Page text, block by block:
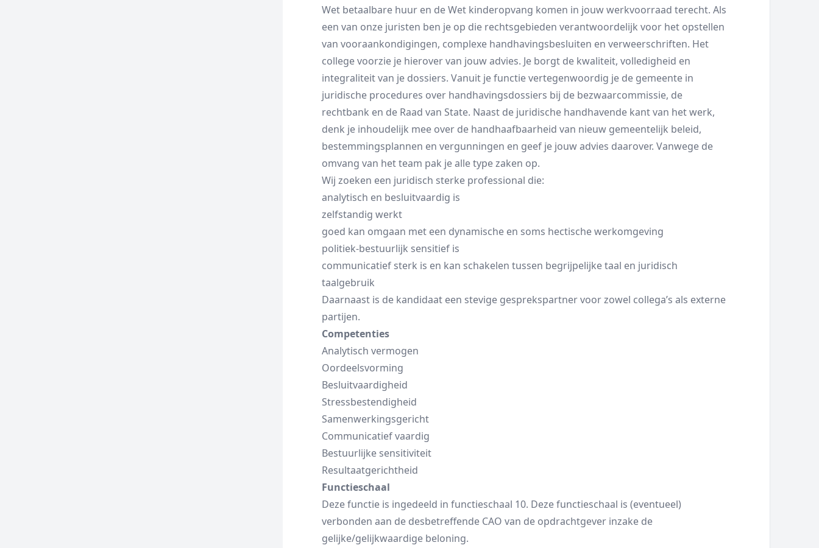
Wet betaalbare huur en de Wet kinderopvang komen in jouw werkvoorraad terecht. Als
een van onze juristen ben je op die rechtsgebieden verantwoordelijk voor het opstellen
van vooraankondigingen, complexe handhavingsbesluiten en verweerschriften. Het
college voorzie je hierover van jouw advies. Je borgt de kwaliteit, volledigheid en
integraliteit van je dossiers. Vanuit je functie vertegenwoordig je de gemeente in
juridische procedures over handhavingsdossiers bij de bezwaarcommissie, de
rechtbank en de Raad van State. Naast de juridische handhavende kant van het werk,
denk je inhoudelijk mee over de handhaafbaarheid van nieuw gemeentelijk beleid,
bestemmingsplannen en vergunningen en geef je jouw advies daarover. Vanwege de
omvang van het team pak je alle type zaken op.
Wij zoeken een juridisch sterke professional die:
analytisch en besluitvaardig is
zelfstandig werkt
goed kan omgaan met een dynamische en soms hectische werkomgeving
politiek-bestuurlijk sensitief is
communicatief sterk is en kan schakelen tussen begrijpelijke taal en juridisch
taalgebruik
Daarnaast is de kandidaat een stevige gesprekspartner voor zowel collega’s als externe
partijen.
Competenties
Analytisch vermogen
Oordeelsvorming
Besluitvaardigheid
Stressbestendigheid
Samenwerkingsgericht
Communicatief vaardig
Bestuurlijke sensitiviteit
Resultaatgerichtheid
Functieschaal
Deze functie is ingedeeld in functieschaal 10. Deze functieschaal is (eventueel)
verbonden aan de desbetreffende CAO van de opdrachtgever inzake de
gelijke/gelijkwaardige beloning.